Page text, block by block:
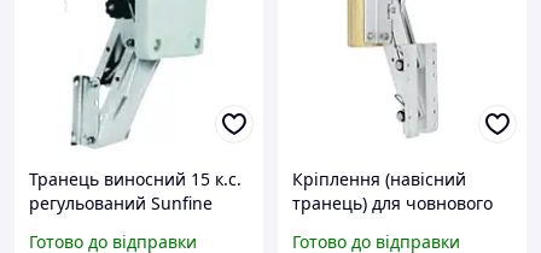
Транець виносний 15 к.с.
регульований Sunfine
Готово до відправки
Кріплення (навісний
транець) для човнового
Готово до відправки